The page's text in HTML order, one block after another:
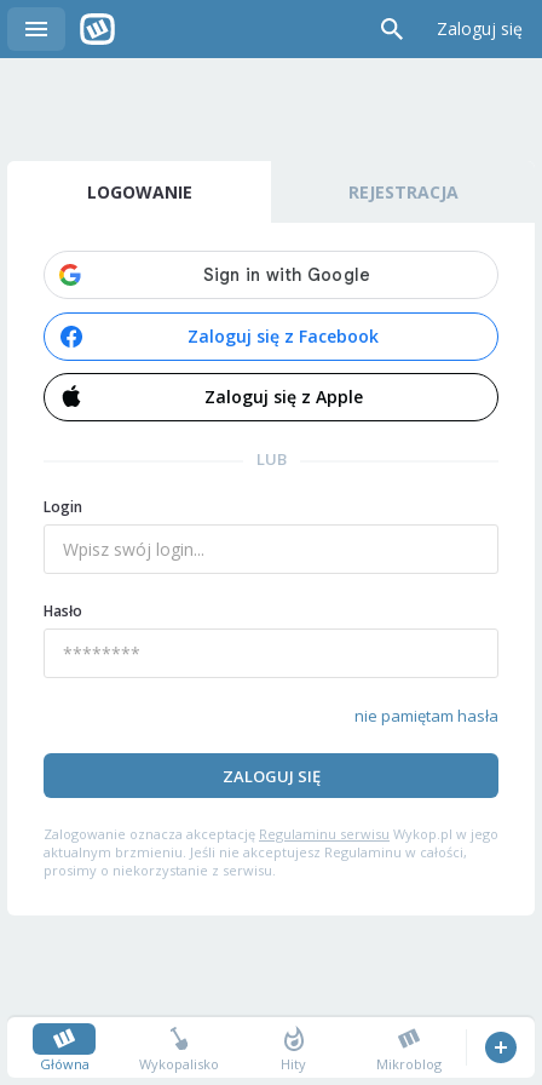
Zaloguj się
LOGOWANIE REJESTRACJA
Zaloguj się z Facebook
Zaloguj się z Apple
LUB
Login
Hasło
nie pamiętam hasła
ZALOGUJ SIĘ
Zalogowanie oznacza akceptację Regulaminu serwisu Wykop.pl w jego
aktualnym brzmieniu. Jeśli nie akceptujesz Regulaminu w całości,
prosimy o niekorzystanie z serwisu.
Główna Wykopalisko Hity Mikroblog